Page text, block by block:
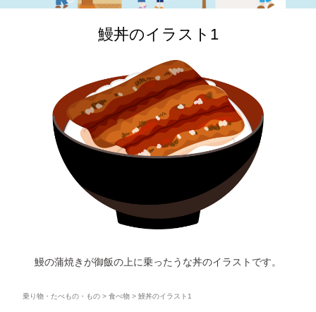
鰻丼のイラスト1
鰻の蒲焼きが御飯の上に乗ったうな丼のイラストです。
乗り物・たべもの・もの >食べ物 > 鰻丼のイラスト1